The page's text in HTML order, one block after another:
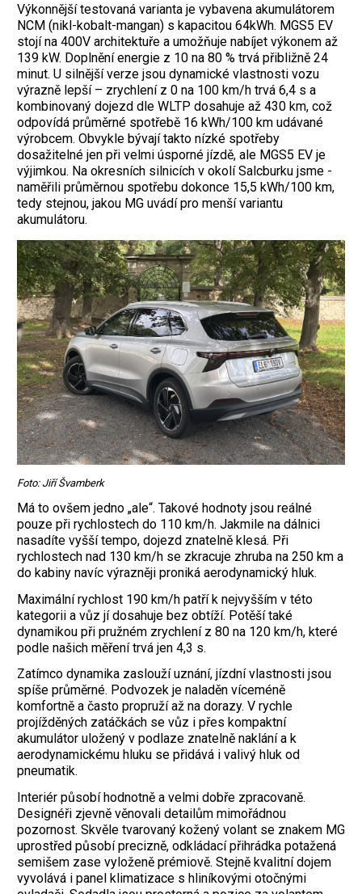
Výkonnější testovaná varianta je vybavena akumulátorem
NCM (nikl-kobalt-mangan) s kapacitou 64kWh. MGS5 EV
stojí na 400V architektuře a umožňuje nabíjet ­výkonem až
139 kW. Doplnění energie z ­­10 na 80 % trvá přibližně 24
minut. U silnější verze jsou dynamické vlastnosti vozu
výrazně lepší – zrychlení z 0 na 100 km/h trvá 6,4 s a
kombinovaný dojezd dle WLTP dosahuje až 430 km, což
odpovídá průměrné spotřebě 16 kWh/100 km udávané
výrobcem. Obvykle bývají takto nízké spotřeby
dosažitelné jen při velmi úsporné jízdě, ale MGS5 EV je
výjimkou. Na okresních silnicích v okolí Salcburku jsme ­
naměřili průměrnou spotřebu dokonce 15,5 kWh/100 km,
tedy stejnou, jakou MG uvádí pro menší variantu
akumulátoru.
Foto: Jiří Švamberk
Má to ovšem jedno „ale“. Takové hodnoty jsou reálné
pouze při rychlostech do 110 km/h. Jakmile na dálnici
nasadíte vyšší tempo, dojezd znatelně klesá. Při
rychlostech nad 130 km/h se zkracuje zhruba na 250 km a
do kabiny navíc výrazněji proniká aerodynamický hluk.
Maximální rychlost 190 km/h patří k nejvyšším v této
kategorii a vůz jí dosahuje bez obtíží. Potěší také
dynamikou při pružném zrychlení z 80 na 120 km/h, které
podle našich měření trvá jen 4,3 s.
Zatímco dynamika zaslouží uznání, jízdní vlastnosti jsou
spíše průměrné. Podvozek je naladěn víceméně
komfortně a často propruží až na dorazy. V rychle
projížděných zatáčkách se vůz i přes kompaktní
akumulátor uložený v podlaze znatelně naklání a k
aerodynamickému hluku se přidává i valivý hluk od
pneumatik.
Interiér působí hodnotně a velmi dobře zpracovaně.
Designéři zjevně věnovali detailům mimořádnou
pozornost. Skvěle tvarovaný kožený volant se znakem MG
uprostřed působí precizně, odkládací přihrádka potažená
semišem zase vyloženě prémiově. Stejně kvalitní dojem
vyvolává i panel klimatizace s hliníkovými otočnými